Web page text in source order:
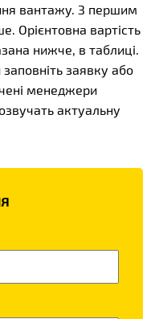
вантажу. З першим
Орієнтовна вартість
нижче, в таблиці.
заявку або
менеджери
актуальну